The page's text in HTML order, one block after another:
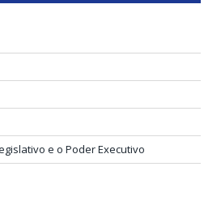
e o Poder Executivo